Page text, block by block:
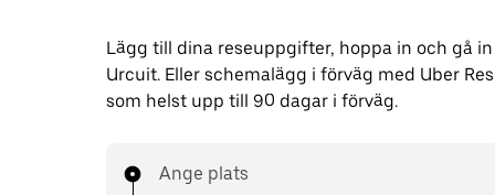
Lägg till dina reseuppgifter, hoppa in och gå
Urcuit. Eller schemalägg i förväg med Uber
som helst upp till 90 dagar i förväg.
Ange plats